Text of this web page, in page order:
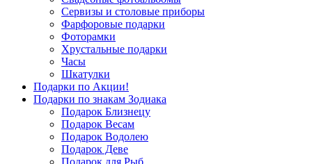
Сервизы и столовые приборы
Фарфоровые подарки
Фоторамки
Хрустальные подарки
Часы
Шкатулки
Подарки по Акции!
Подарки по знакам Зодиака
Подарок Близнецу
Подарок Весам
Подарок Водолею
Подарок Деве
Подарок для Рыб